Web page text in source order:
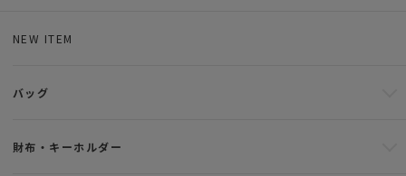
NEW ITEM
バッグ
財布・キーホルダー